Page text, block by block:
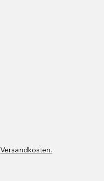
Versandkosten.